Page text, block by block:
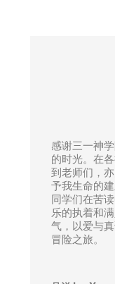
感谢三一神
的时光。在
到老师们，
予我生命的
同学们在苦
乐的执着和
气，以爱与
冒险之旅。